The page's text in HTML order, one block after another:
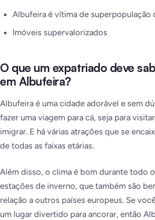
Albufeira é vítima de superpopulação
Imóveis supervalorizados
O que um expatriado deve
em Albufeira?
Albufeira é uma cidade adorável e sem
fazer uma viagem para cá, seja para
imigrar. E há várias atrações que se
de todas as faixas etárias.
Além disso, o clima é bom durante todo
estações de inverno, que também são
relação a outros países europeus. Se
um lugar divertido para ancorar, então